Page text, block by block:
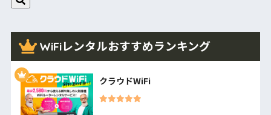
WiFiレンタルおすすめランキング
クラウドWiFi